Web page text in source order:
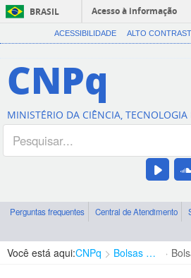
BRASIL
Acesso à informação
ACESSIBILIDADE ALTO
CNPq
MINISTÉRIO DA CIÊNCIA, TECNOLOGIA
Perguntas frequentes Central de Atendimento
Você está aqui:CNPq Bolsas e Auxílios Vigentes